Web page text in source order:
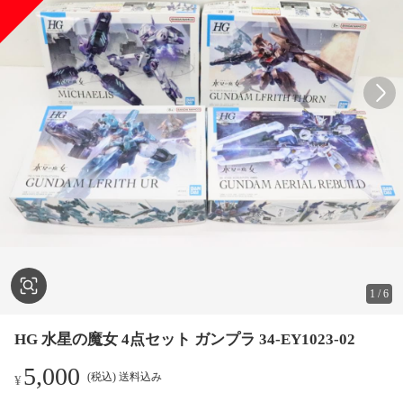
1 /6
HG 水星の魔女 4点セット ガンプラ 34-EY1023-02
¥5,000 (税込) 送料込み